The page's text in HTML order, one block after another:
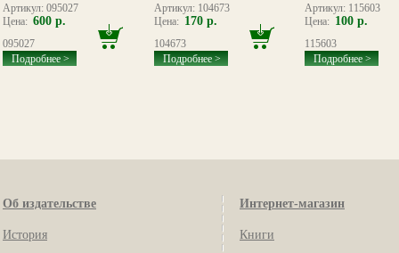
Артикул: 095027
Цена: 600 р.
095027
Подробнее >
Артикул: 104673
Цена: 170 р.
104673
Подробнее >
Артикул: 115603
Цена: 100 р.
115603
Подробнее >
Об издательстве
История
Интернет-магазин
Книги